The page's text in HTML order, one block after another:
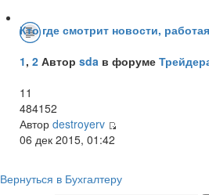
Кто где смотрит новости,
1, 2 Автор sda в форуме
11
484152
Автор destroyerv
06 дек 2015, 01:42
Вернуться в Бухгалтеру